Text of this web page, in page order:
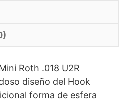
Roth .018 U2R
diseño del Hook
forma de esfera